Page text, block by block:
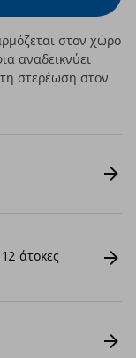
στον χώρο
αναδεικνύει
στερέωση στον
άτοκες